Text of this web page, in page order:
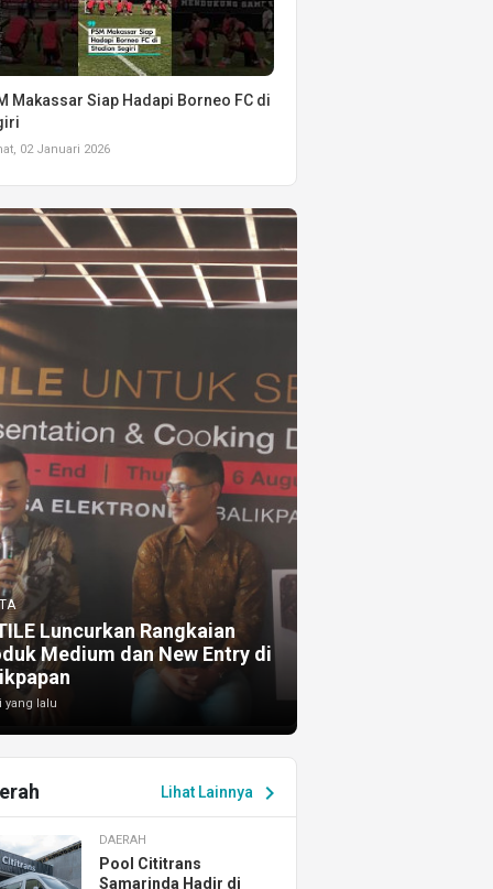
Makassar Siap Hadapi Borneo FC di
02 Januari 2026
Luncurkan Rangkaian
Medium dan New Entry di
yang lalu
Lihat Lainnya chevron_right
DAERAH
Pool Cititrans
Samarinda Hadir di